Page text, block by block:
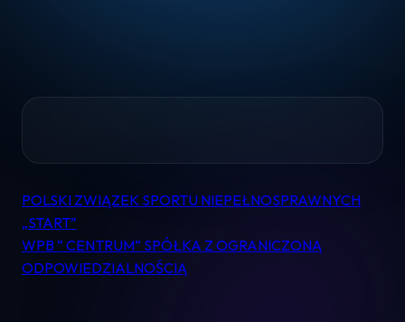
Kontakt
Nawigacja
wpisu
POLSKI ZWIĄZEK SPORTU NIEPEŁNOSPRAWNYCH
„START”
WPB ” CENTRUM” SPÓŁKA Z OGRANICZONĄ
ODPOWIEDZIALNOŚCIĄ